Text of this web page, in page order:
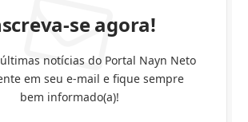
se agora!
notícias do Portal Nayn Neto
em seu e-mail e fique sempre
bem informado(a)!